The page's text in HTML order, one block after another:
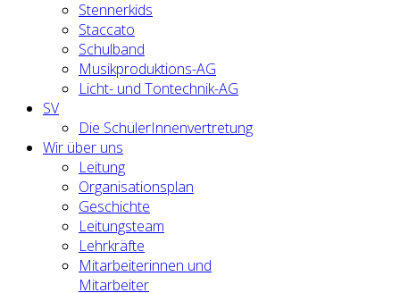
Stennerkids
Staccato
Schulband
Musikproduktions-AG
Licht- und Tontechnik-AG
SV
Die SchülerInnenvertretung
Wir über uns
Leitung
Organisationsplan
Geschichte
Leitungsteam
Lehrkräfte
Mitarbeiterinnen und
Mitarbeiter